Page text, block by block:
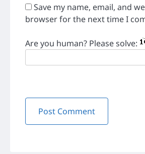
Save my name, email, and
browser for the next time I
Are you human? Please solve: